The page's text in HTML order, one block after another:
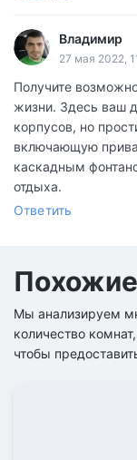
Владимир
27 мая 2022,
Получите
жизни. Здесь ваш
корпусов, но
включающую
каскадным
отдыха.
Ответить
Мы анализируем
количество
чтобы